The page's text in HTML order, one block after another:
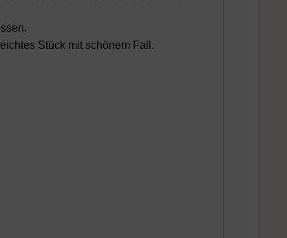
Stück mit schönem Fall.